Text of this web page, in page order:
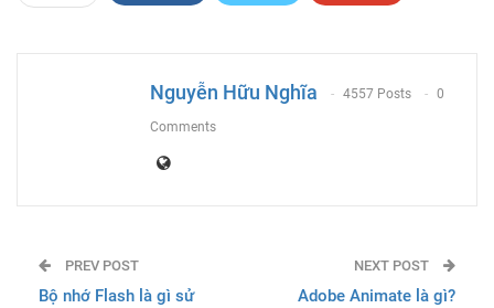
Nguyễn Hữu Nghĩa 4557 Posts 0
Comments
PREV POST
Bộ nhớ Flash là gì sử
NEXT POST
Adobe Animate là gì?